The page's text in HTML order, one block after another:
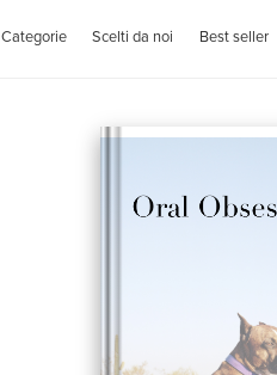
Categorie Scelti da noi Best seller